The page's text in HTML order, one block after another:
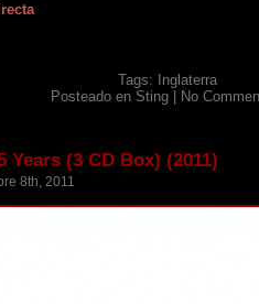
Tags:
Inglaterra
Posteado en Sting No
Years (3 CD Box) (2011)
8th, 2011